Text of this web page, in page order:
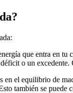
que entra en
o un
el equilibrio de
también se puede